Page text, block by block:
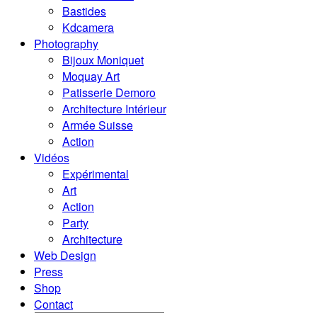
Bastides
Kdcamera
Photography
Bijoux Moniquet
Moquay Art
Patisserie Demoro
Architecture Intérieur
Armée Suisse
Action
Vidéos
Expérimental
Art
Action
Party
Architecture
Web Design
Press
Shop
Contact